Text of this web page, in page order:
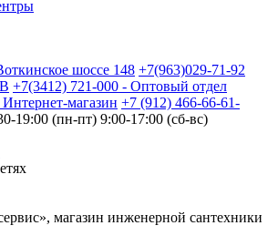
шоссе 148 +7(963)029-71-92
+7(3412) 721-000 - Оптовый отдел
магазин +7 (912) 466-66-61-
19:00 (пн-пт) 9:00-17:00 (сб-вс)
магазин инженерной сантехники